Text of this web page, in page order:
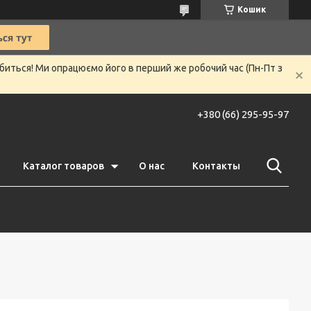
Кошик
Ми опрацюємо його в перший же робочий час (Пн-Пт з
+380 (66) 295-95-97
Каталог товаров О нас Контакты